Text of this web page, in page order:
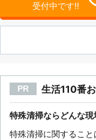
受付中です!!
PR 生活110番
特殊清掃ならどんな現
特殊清掃に関するこ